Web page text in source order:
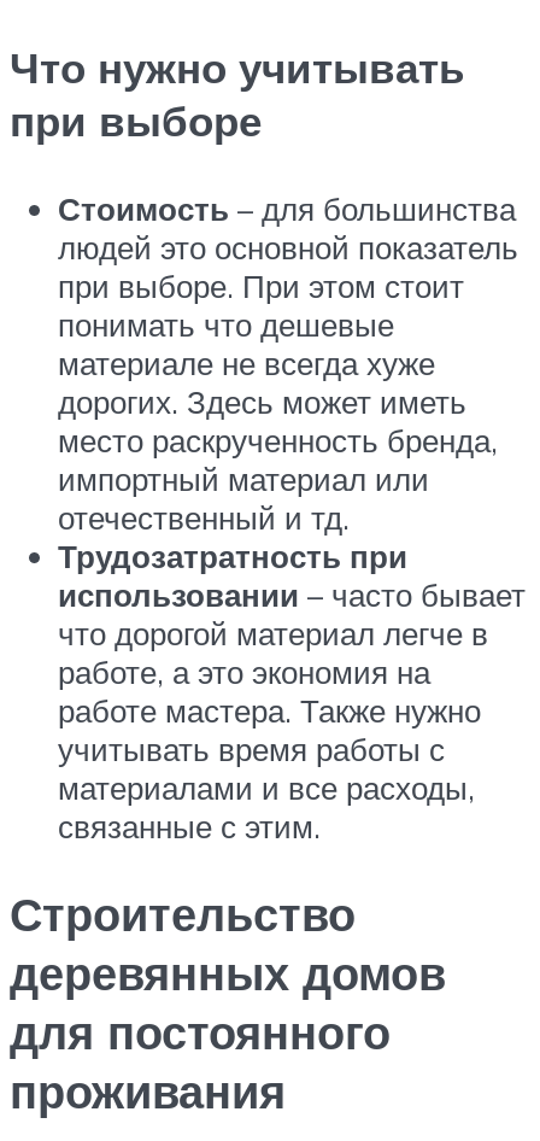
Что нужно учитывать
при выборе
Стоимость – для большинства
людей это основной показатель
при выборе. При этом стоит
понимать что дешевые
материале не всегда хуже
дорогих. Здесь может иметь
место раскрученность бренда,
импортный материал или
отечественный и тд.
Трудозатратность при
использовании – часто бывает
что дорогой материал легче в
работе, а это экономия на
работе мастера. Также нужно
учитывать время работы с
материалами и все расходы,
связанные с этим.
Строительство
деревянных домов
для постоянного
проживания